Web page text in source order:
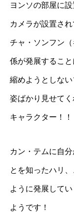
ヨンソの部屋に
カメラが設置さ
チャ・ソンフン
係が発展するこ
縮めようとしな
姿ばかり見せて
キャラクター！！
カン・テムに自
とを知ったハリ
ように発展して
ようです！